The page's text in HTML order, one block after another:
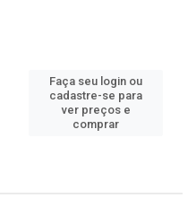
Faça seu login ou
cadastre-se para
ver preços e
comprar